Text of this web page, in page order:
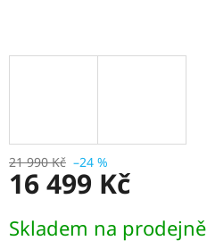
21 990 Kč –24 %
16 499 Kč
cena:
Skladem na prodejně